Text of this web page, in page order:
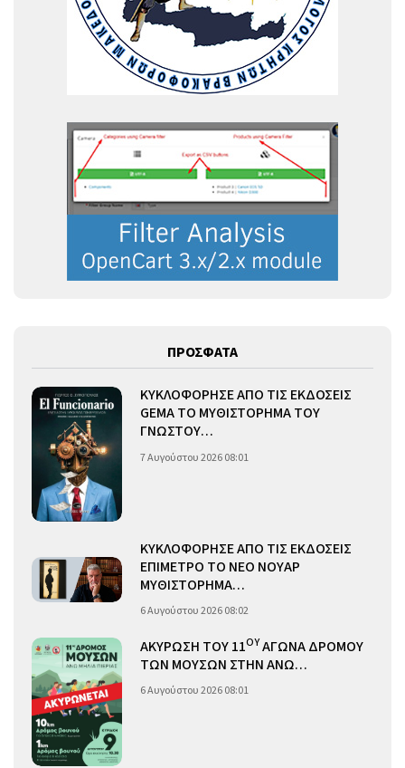
ΠΡΟΣΦΑΤΑ
ΚΥΚΛΟΦΟΡΗΣΕ ΑΠΟ ΤΙΣ ΕΚΔΟΣΕΙΣ
GEMA ΤΟ ΜΥΘΙΣΤΟΡΗΜΑ ΤΟΥ
ΓΝΩΣΤΟΥ…
7 Αυγούστου 2026 08:01
ΚΥΚΛΟΦΟΡΗΣΕ ΑΠΟ ΤΙΣ ΕΚΔΟΣΕΙΣ
ΕΠΙΜΕΤΡΟ ΤΟ ΝΕΟ ΝΟΥΑΡ
ΜΥΘΙΣΤΟΡΗΜΑ…
6 Αυγούστου 2026 08:02
ΑΚΥΡΩΣΗ ΤΟΥ 11ΟΥΑΓΩΝΑ ΔΡΟΜΟΥ
ΤΩΝ ΜΟΥΣΩΝ ΣΤΗΝ ΑΝΩ…
6 Αυγούστου 2026 08:01